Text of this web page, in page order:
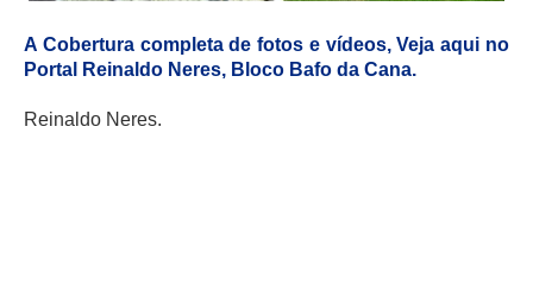
A Cobertura completa de fotos e vídeos, Veja aqui no
Portal Reinaldo Neres, Bloco Bafo da Cana.
Reinaldo Neres.